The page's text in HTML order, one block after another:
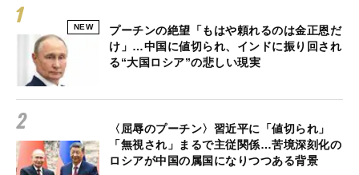
NEW
プーチンの絶望「もはや頼れるのは金正恩だ
け」…中国に値切られ、インドに振り回され
る“大国ロシア”の悲しい現実
〈屈辱のプーチン〉習近平に「値切られ」
「無視され」まるで主従関係…苦境深刻化の
ロシアが中国の属国になりつつある背景